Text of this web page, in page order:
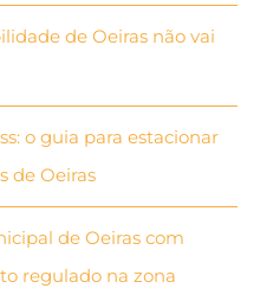
de Oeiras não vai
o guia para estacionar
de Oeiras
de Oeiras com
regulado na zona